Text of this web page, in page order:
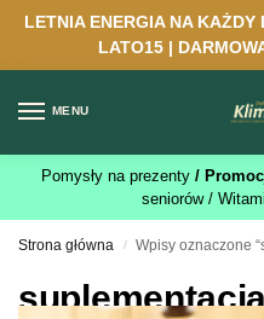
LETNIA ENERGIA NA
LATO15 |
MENU
Pomysły na prezenty /
seniorów /
Strona główna / Wpisy oznaczone